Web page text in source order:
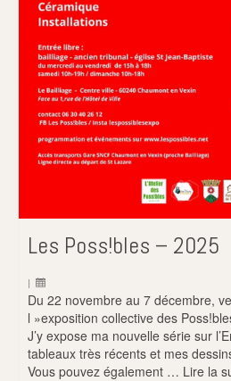
Les Poss!bles – 2025
|
Du 22 novembre au 7 décembre,
l »exposition collective des
J’y expose ma nouvelle série sur
tableaux très récents et mes
Vous pouvez également … Lire la